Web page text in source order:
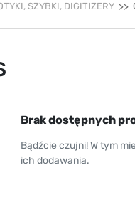
SZYBKI, DIGITIZERY
Brak dostępnych
Bądźcie czujni! W tym
ich dodawania.